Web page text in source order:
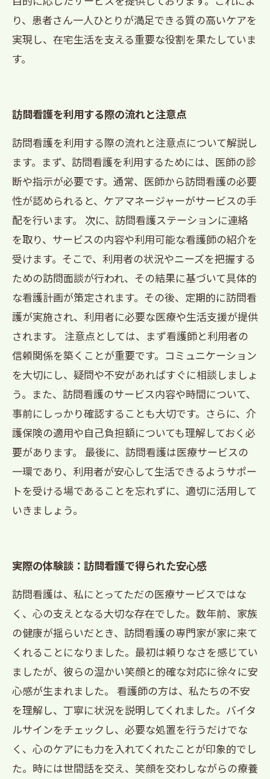
り、患者さん一人ひとりが満足できる質の高いケアを
実現し、在宅生活を支える重要な役割を果たしていま
す。
訪問看護を利用する際の流れと注意点
訪問看護を利用する際の流れと注意点について解説し
ます。まず、訪問看護を利用するためには、医師の診
断や指示が必要です。通常、医師から訪問看護の必要
性が認められると、ケアマネージャーがサービスの手
配を行います。 次に、訪問看護ステーションに連絡
を取り、サービスの内容や利用可能な看護師の紹介を
受けます。そこで、利用者の状況やニーズを把握する
ための訪問面談が行われ、その結果に基づいて具体的
な看護計画が策定されます。その後、定期的に訪問看
護が実施され、利用者に必要な医療や生活支援が提供
されます。 注意点としては、まず看護師と利用者の
信頼関係を築くことが重要です。コミュニケーション
を大切にし、疑問や不安があればすぐに相談しましょ
う。また、訪問看護のサービス内容や時間について、
事前にしっかり確認することも大切です。さらに、介
護保険の適用や自己負担額についても理解しておく必
要があります。 最後に、訪問看護は医療サービスの
一環であり、利用者が安心して生活できるようサポー
トを受ける場であることを忘れずに、適切に活用して
いきましょう。
実際の体験談：訪問看護で得られた安心感
訪問看護は、私にとってただの医療サービスではな
く、心の支えとなる大切な存在でした。数年前、家族
の健康が揺らいだとき、訪問看護の専門家が家に来て
くれることになりました。最初は頼りなさを感じてい
ましたが、彼らの温かい笑顔と的確な対応に徐々に安
心感が生まれました。 看護師の方は、私たちの不安
を理解し、丁寧に状況を説明してくれました。バイタ
ルサインをチェックし、必要な処置を行うだけでな
く、心のケアにも力を入れてくれたことが印象的でし
た。時には世間話を交え、笑顔を交わしながらの療養